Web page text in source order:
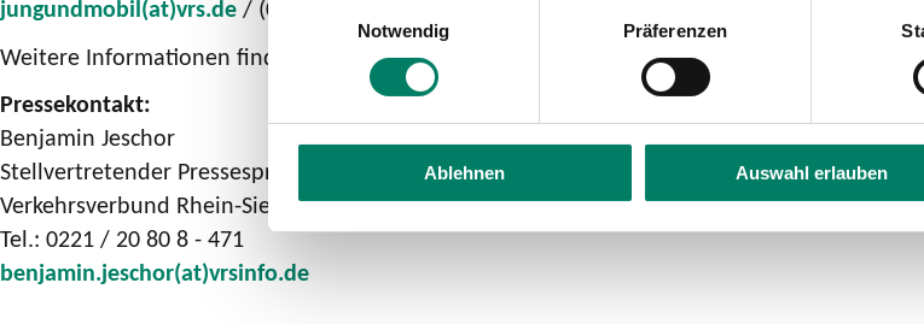
Notwendig
Präferenzen
Ablehnen Auswahl erlauben
jungundmobil(at)vrs.de/ (0221) 2 08 08-730
Weitere Informationen finden Sie unter:http://www.vrsinfo.de/bus-und-bahn-detektive
Pressekontakt:
Benjamin Jeschor
Stellvertretender Pressesprecher
Verkehrsverbund Rhein-Sieg GmbH
Tel.: 0221 / 20 80 8 - 471
benjamin.jeschor(at)vrsinfo.de